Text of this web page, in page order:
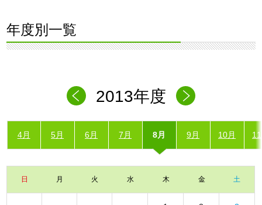
年度別一覧
2013年度
4月 5月 6月 7月 8月 9月 10月
日 月 火 水 木 金 土